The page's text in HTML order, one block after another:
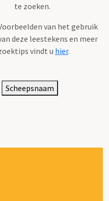
te zoeken.
van het gebruik
deze leestekens en meer
vindt u hier.
Scheepsnaam